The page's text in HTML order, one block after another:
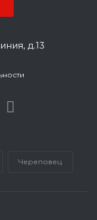
д.13
Череповец